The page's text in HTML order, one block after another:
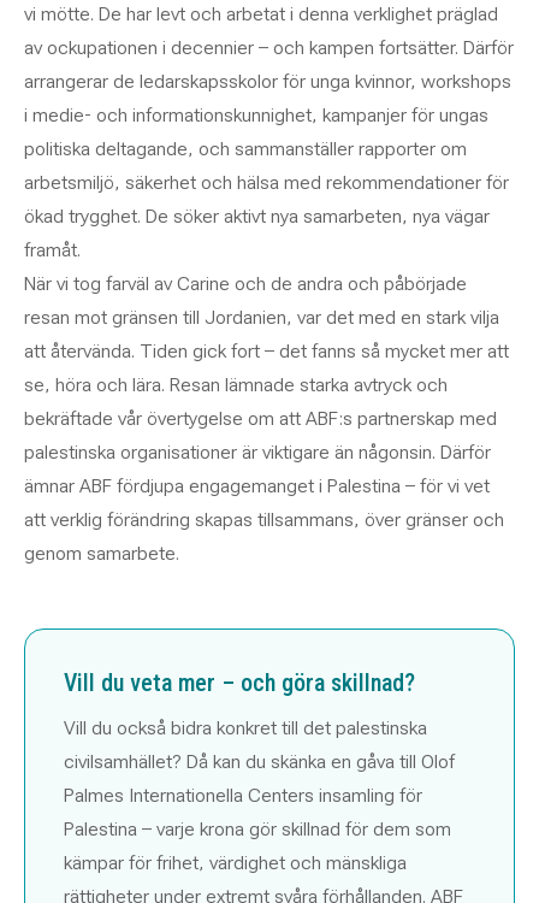
vi mötte. De har levt och arbetat i denna verklighet präglad
av ockupationen i decennier – och kampen fortsätter. Därför
arrangerar de ledarskapsskolor för unga kvinnor, workshops
i medie- och informationskunnighet, kampanjer för ungas
politiska deltagande, och sammanställer rapporter om
arbetsmiljö, säkerhet och hälsa med rekommendationer för
ökad trygghet. De söker aktivt nya samarbeten, nya vägar
framåt.
När vi tog farväl av Carine och de andra och påbörjade
resan mot gränsen till Jordanien, var det med en stark vilja
att återvända. Tiden gick fort – det fanns så mycket mer att
se, höra och lära. Resan lämnade starka avtryck och
bekräftade vår övertygelse om att ABF:s partnerskap med
palestinska organisationer är viktigare än någonsin. Därför
ämnar ABF fördjupa engagemanget i Palestina – för vi vet
att verklig förändring skapas tillsammans, över gränser och
genom samarbete.
Vill du veta mer – och göra skillnad?
Vill du också bidra konkret till det palestinska
civilsamhället? Då kan du skänka en gåva till Olof
Palmes Internationella Centers insamling för
Palestina – varje krona gör skillnad för dem som
kämpar för frihet, värdighet och mänskliga
rättigheter under extremt svåra förhållanden. ABF